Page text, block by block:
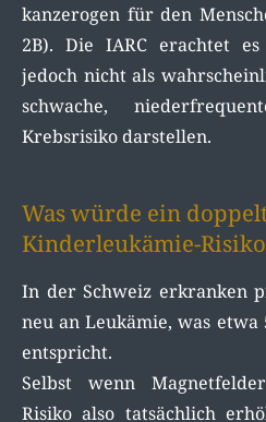
kanzerogen für den
2B). Die IARC erachtet
jedoch nicht als
schwache,
Krebsrisiko darstellen.
Was würde ein
Kinderleukämie-
In der Schweiz erkranken
neu an Leukämie, was etwa
entspricht.
Selbst wenn
Risiko also tatsächlich